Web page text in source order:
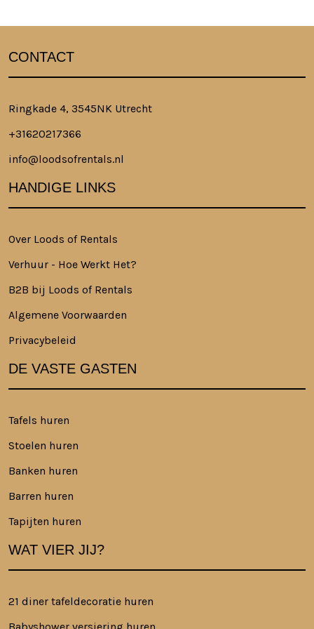
CONTACT
Ringkade 4, 3545NK Utrecht
+31620217366
info@loodsofrentals.nl
HANDIGE LINKS
Over Loods of Rentals
Verhuur - Hoe Werkt Het?
B2B bij Loods of Rentals
Algemene Voorwaarden
Privacybeleid
DE VASTE GASTEN
Tafels huren
Stoelen huren
Banken huren
Barren huren
Tapijten huren
WAT VIER JIJ?
21 diner tafeldecoratie huren